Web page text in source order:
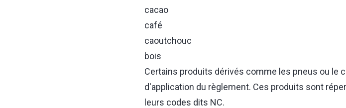
cacao
café
caoutchouc
bois
Certains produits dérivés comme les pneus ou le
d'application du règlement. Ces produits sont
leurs codes dits NC.